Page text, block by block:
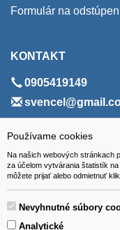
Používame cookies
Na našich webových stránkach
za účelom vytvárania štatistík
môžete prijať alebo odmietnuť
Nevyhnutné súbory
Analytické
Formulár na
KONTAKT
0905419149
ADRESA
VEST - tech s.r.o.
Hviezdoslavova 280/
Slovakia (Slovak